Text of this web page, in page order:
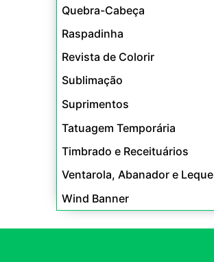
Quebra-Cabeça
Raspadinha
Revista de Colorir
Sublimação
Suprimentos
Tatuagem Temporária
Timbrado e Receituários
Ventarola, Abanador e Leque
Wind Banner